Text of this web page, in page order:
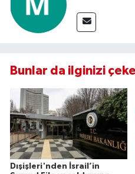
Bunlar da ilginizi
Dışişleri'nden İsrail’in